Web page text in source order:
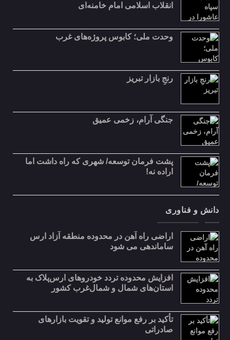
انقلاب اسلامی امام خامنه‌ای
وحدت ملی؛ کابوس پروژه‌های غرب
رنجِ بازار تبریز
جنگی آرام، زخمی عمیق
پشت فرمان توسعه/ شهری که راه داشت اما
اراده نه!
دانش و فناوری
اراضی راه آهن در محدوده منطقه آزاد ارس
ساماندهی می شود
افزایش محدوده تردد خودروهای ارس‌پلاک به
استان‌های شمال و شمال‌غرب کشور
تأکید بر رفع موانع تولید و تقویت بازارهای
صادراتی